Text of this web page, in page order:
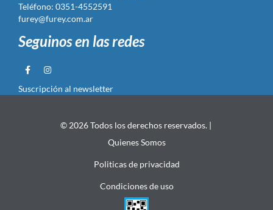
Teléfono: 0351-4552591
furey@furey.com.ar
Seguinos en las redes
Suscripción al newsletter
© 2026 Todos los derechos reservados. |
Quienes Somos
Politicas de privacidad
Condiciones de uso